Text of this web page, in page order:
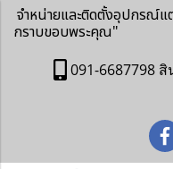
จำหน่ายและติดตั้งอุปกรณ์
กราบขอบพระคุณ"
091-6687798